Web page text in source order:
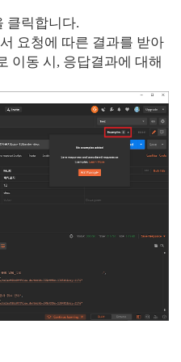
클릭합니다.
요청에 따른 결과를 받아
이동 시, 응답결과에 대해